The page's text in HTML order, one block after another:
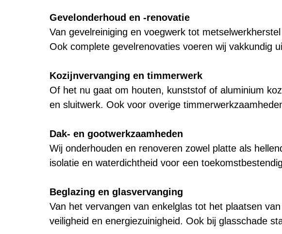
Gevelonderhoud en -renovatie
Van gevelreiniging en voegwerk tot
Ook complete gevelrenovaties voeren wij vakkundig
Kozijnvervanging en timmerwerk
Of het nu gaat om houten, kunststof of aluminium
en sluitwerk. Ook voor overige
Dak- en gootwerkzaamheden
Wij onderhouden en renoveren zowel platte als
isolatie en waterdichtheid voor een
Beglazing en glasvervanging
Van het vervangen van enkelglas tot het plaatsen
veiligheid en energiezuinigheid. Ook bij glasschade